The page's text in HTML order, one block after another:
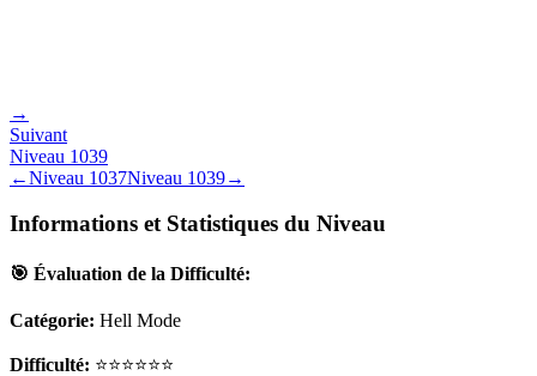
→
Suivant
Niveau 1039
←Niveau 1037Niveau 1039→
Informations et Statistiques du Niveau
🎯 Évaluation de la Difficulté:
Catégorie: Hell Mode
Difficulté: ⭐⭐⭐⭐⭐⭐